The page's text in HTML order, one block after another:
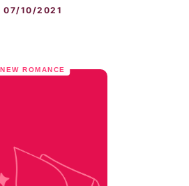
07/10/2021
NEW ROMANCE